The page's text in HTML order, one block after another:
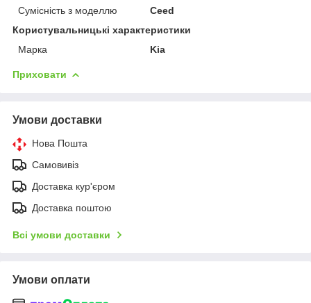
Сумісність з моделлю
Ceed
Користувальницькі характеристики
Марка
Kia
Приховати
Умови доставки
Нова Пошта
Самовивіз
Доставка кур'єром
Доставка поштою
Всі умови доставки
Умови оплати